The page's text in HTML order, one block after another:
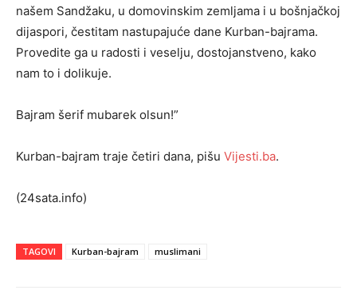
našem Sandžaku, u domovinskim zemljama i u bošnjačkoj
dijaspori, čestitam nastupajuće dane Kurban-bajrama.
Provedite ga u radosti i veselju, dostojanstveno, kako
nam to i dolikuje.
Bajram šerif mubarek olsun!”
Kurban-bajram traje četiri dana, pišu Vijesti.ba.
(24sata.info)
TAGOVI Kurban-bajram muslimani